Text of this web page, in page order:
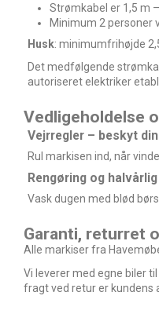
Strømkabel er 1,5 m
Minimum 2 personer
Husk: minimumfrihøjde
Det medfølgende
autoriseret elektriker
Vedligeholdelse
Vejrregler – beskyt
Rul markisen ind, når
Rengøring og
Vask dugen med blød
Garanti, returret
Alle markiser fra
Vi leverer med egne biler
fragt ved retur er kundens